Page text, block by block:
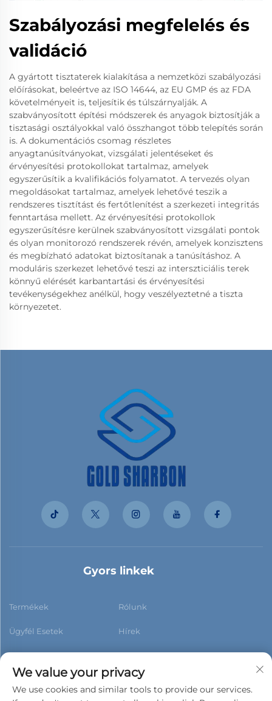
Szabályozási megfelelés és
validáció
A gyártott tisztaterek kialakítása a nemzetközi szabályozási
előírásokat, beleértve az ISO 14644, az EU GMP és az FDA
követelményeit is, teljesítik és túlszárnyalják. A
szabványosított építési módszerek és anyagok biztosítják a
tisztasági osztályokkal való összhangot több telepítés során
is. A dokumentációs csomag részletes
anyagtanúsítványokat, vizsgálati jelentéseket és
érvényesítési protokollokat tartalmaz, amelyek
egyszerűsítik a kvalifikációs folyamatot. A tervezés olyan
megoldásokat tartalmaz, amelyek lehetővé teszik a
rendszeres tisztítást és fertőtlenítést a szerkezeti integritás
fenntartása mellett. Az érvényesítési protokollok
egyszerűsítésre kerülnek szabványosított vizsgálati pontok
és olyan monitorozó rendszerek révén, amelyek konzisztens
és megbízható adatokat biztosítanak a tanúsításhoz. A
moduláris szerkezet lehetővé teszi az interszticiális terek
könnyű elérését karbantartási és érvényesítési
tevékenységekhez anélkül, hogy veszélyeztetné a tiszta
környezetet.
Gyors linkek
Termékek Rólunk
Ügyfél Esetek Hírek
Kapcsolat Blog
We value your privacy
We use cookies and similar tools to provide our services.